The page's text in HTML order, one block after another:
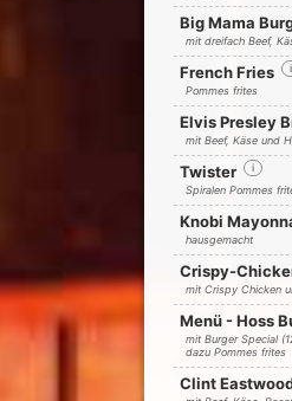
Big Mama
mit dreifach Beef,
French Fries i
Pommes frites
Elvis Presley
mit Beef, Käse und
Twister i
Spiralen Pommes
Knobi
hausgemacht
Crispy-
mit Crispy Chicken
Menü - Hoss
mit Burger Special
dazu Pommes frites
Clint